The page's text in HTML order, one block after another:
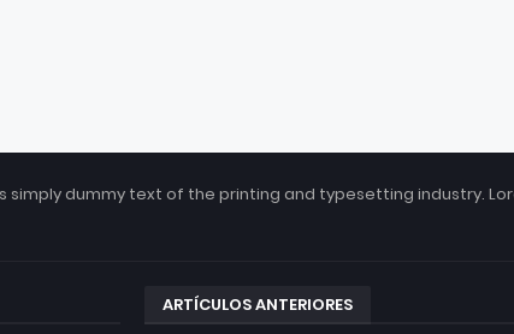
simply dummy text of the printing and typesetting industry.
ARTÍCULOS ANTERIORES